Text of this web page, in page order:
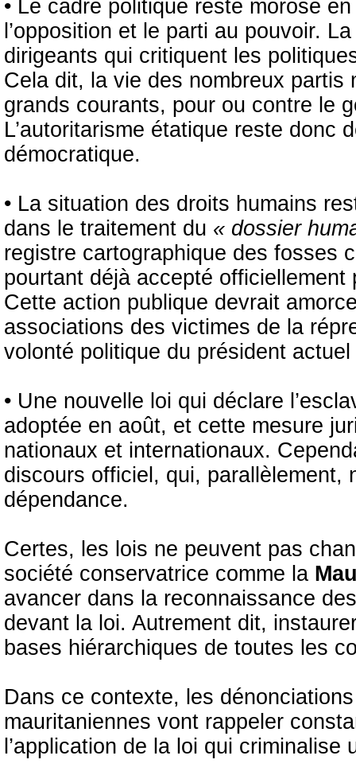
• Le cadre politique reste morose
l’opposition et le parti au pouvoir.
dirigeants qui critiquent les
Cela dit, la vie des nombreux
grands courants, pour ou contre le
L’autoritarisme étatique reste donc
démocratique.
• La situation des droits humains
dans le traitement du « dossier
registre cartographique des fosses
pourtant déjà accepté
Cette action publique devrait
associations des victimes de la
volonté politique du président
• Une nouvelle loi qui déclare
adoptée en août, et cette mesure
nationaux et internationaux.
discours officiel, qui, parallèlement,
dépendance.
Certes, les lois ne peuvent pas
société conservatrice comme la
avancer dans la reconnaissance
devant la loi. Autrement dit,
bases hiérarchiques de toutes les
Dans ce contexte, les
mauritaniennes vont rappeler
l’application de la loi qui criminalise